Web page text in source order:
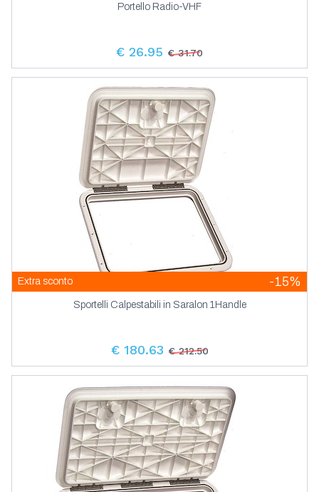
Portello Radio-VHF
€ 26.95 € 31.70
Extra sconto -15%
Sportelli Calpestabili in Saralon 1Handle
€ 180.63 € 212.50